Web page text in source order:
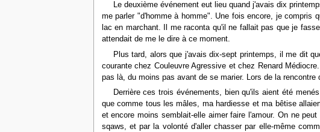
Le deuxième événement eut lieu quand j'avais dix
me parler "d'homme à homme". Une fois encore, je
lac en marchant. Il me raconta qu'il ne fallait pas que je
attendait de me le dire à ce moment.
Plus tard, alors que j'avais dix-sept printemps, il me dit
courante chez Couleuvre Agressive et chez Renard
pas là, du moins pas avant de se marier. Lors de la
Derrière ces trois événements, bien qu'ils aient été
que comme tous les mâles, ma hardiesse et ma bêtise
et encore moins semblait-elle aimer faire l'amour. On ne
sqaws, et par la volonté d'aller chasser par elle-même